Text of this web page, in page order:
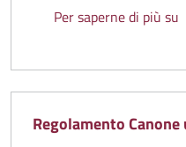
Per saperne di più su
Regolamento